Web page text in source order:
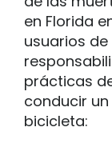
en Florida
usuarios
prácticas
conducir
bicicleta: